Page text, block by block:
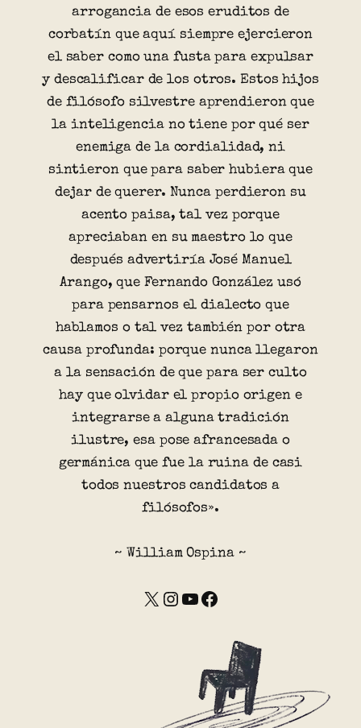
arrogancia de esos eruditos de
corbatín que aquí siempre ejercieron
el saber como una fusta para expulsar
y descalificar de los otros. Estos hijos
de filósofo silvestre aprendieron que
la inteligencia no tiene por qué ser
enemiga de la cordialidad, ni
sintieron que para saber hubiera que
dejar de querer. Nunca perdieron su
acento paisa, tal vez porque
apreciaban en su maestro lo que
después advertiría José Manuel
Arango, que Fernando González usó
para pensarnos el dialecto que
hablamos o tal vez también por otra
causa profunda: porque nunca llegaron
a la sensación de que para ser culto
hay que olvidar el propio origen e
integrarse a alguna tradición
ilustre, esa pose afrancesada o
germánica que fue la ruina de casi
todos nuestros candidatos a
filósofos».
~ William Ospina ~
X Instagram YouTube Facebook